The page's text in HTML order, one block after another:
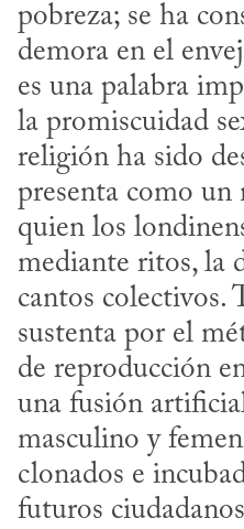
pobreza; se ha
demora en el
es una palabra
la promiscuidad
religión ha sido
presenta como un
quien los
mediante ritos, la
cantos colectivos.
sustenta por el
de reproducción
una fusión
masculino y
clonados e
futuros